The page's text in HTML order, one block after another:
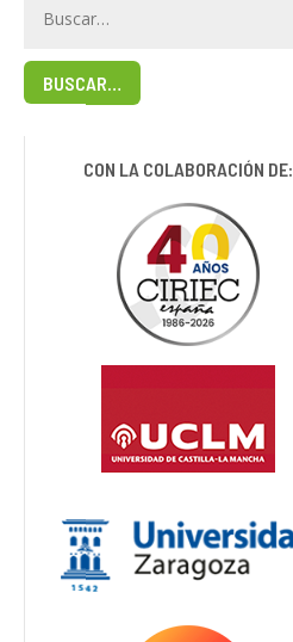
BUSCAR…
CON LA COLABORACIÓN DE: